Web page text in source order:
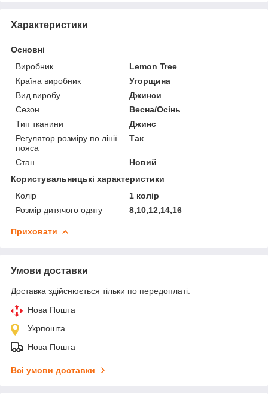
Характеристики
Основні
Виробник
Lemon Tree
Країна виробник
Угорщина
Вид виробу
Джинси
Сезон
Весна/Осінь
Тип тканини
Джинс
Регулятор розміру по лінії
пояса
Так
Стан
Новий
Користувальницькі характеристики
Колір
1 колір
Розмір дитячого одягу
8,10,12,14,16
Приховати
Умови доставки
Доставка здійснюється тільки по передоплаті.
Нова Пошта
Укрпошта
Нова Пошта
Всі умови доставки